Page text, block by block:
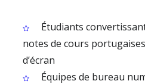
Étudiants
notes de cours
d’écran
Équipes de bureau